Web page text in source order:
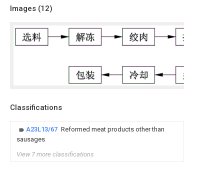
Images (12)
Classifications
A23L13/67 Reformed meat products other than
sausages
View 7 more classifications